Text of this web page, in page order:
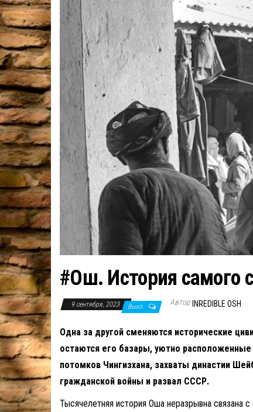
#Ош. История самого
9 сентября, 2023 Выкл. Автор INREDIBLE OSH
Одна за другой сменяются исторические
остаются его базары, уютно
потомков Чингизхана, захваты династии
гражданской войны и развал СССР.
Тысячелетняя история Оша неразрывна связана